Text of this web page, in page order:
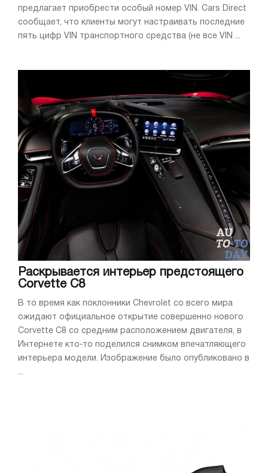
предлагает приобрести особый номер VIN. Cars Direct
сообщает, что клиенты могут настраивать последние
пять цифр VIN транспортного средства (не все VIN ...
Раскрывается интерьер предстоящего
Corvette C8
В то время как поклонники Chevrolet со всего мира
ожидают официальное открытие совершенно нового
Corvette C8 со средним расположением двигателя, в
Интернете кто-то поделился снимком впечатляющего
интерьера модели. Изображение было опубликовано в
...